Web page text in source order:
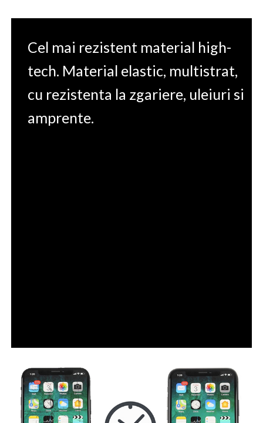
Cel mai rezistent material high-
tech. Material elastic, multistrat,
cu rezistenta la zgariere, uleiuri si
amprente.